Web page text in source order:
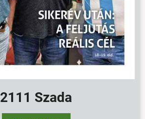
2111 Szada